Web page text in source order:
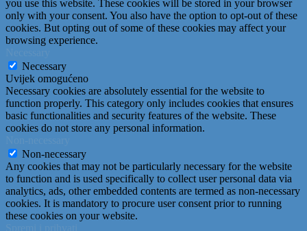
you use this website. These cookies will be stored in your browser
only with your consent. You also have the option to opt-out of these
cookies. But opting out of some of these cookies may affect your
browsing experience.
Necessary
Uvijek omogućeno
Necessary cookies are absolutely essential for the website to
function properly. This category only includes cookies that ensures
basic functionalities and security features of the website. These
cookies do not store any personal information.
Non-necessary
Any cookies that may not be particularly necessary for the website
to function and is used specifically to collect user personal data via
analytics, ads, other embedded contents are termed as non-necessary
cookies. It is mandatory to procure user consent prior to running
these cookies on your website.